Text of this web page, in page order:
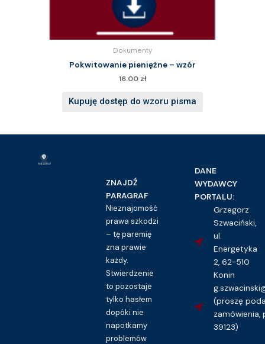
Dokumenty
Pokwitowanie pieniężne – wzór
16.00 zł
Kupuję dostęp do wzoru pisma
ZNAJDŹ
PARAGRAF
Nieznajomość
prawa szkodzi
– tę paremię
zna prawie
każdy.
Stwierdzenie
to pozostaje
tylko hasłem
dopóki nie
napotkamy
problemów
DANE
WYDAWCY
PORTALU:
Grzegorz
Szwaciński,
ul.
Energetyka
2, 62-510
Konin
(proszę
zamówienia,
39123)